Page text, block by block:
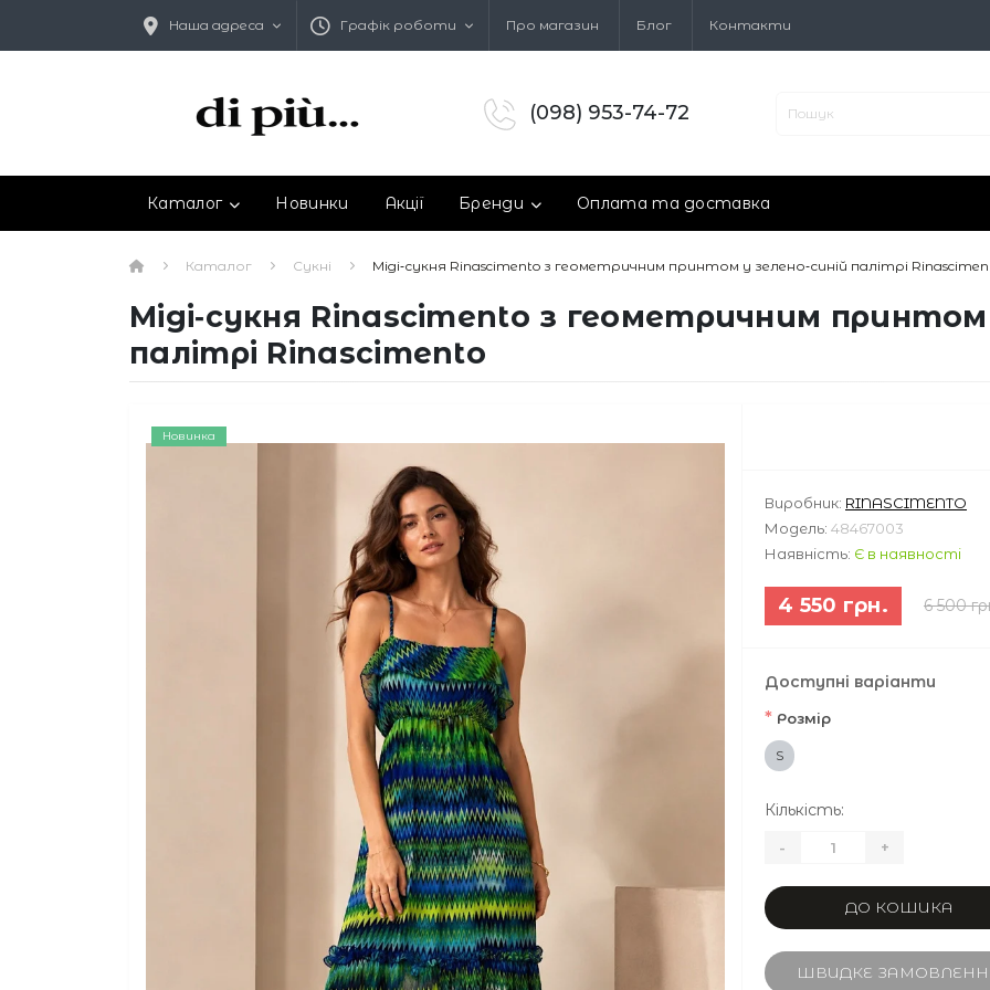
Наша адреса Графік роботи Про магазин Блог Контакти
(098) 953-74-72
Каталог Новинки Акції Бренди Оплата та доставка
Каталог Сукні Міді‑сукня Rinascimento з геометричним принтом у зелено‑синій палітрі
Міді‑сукня Rinascimento з геометричним принтом
палітрі Rinascimento
Новинка
Виробник: RINASCIMENTO
Модель: 48467003
Наявність: Є в наявності
4 550 грн. 6 500
Доступні варіанти
* Розмір
S
Кількість:
- +
ДО КОШИКА
ШВИДКЕ